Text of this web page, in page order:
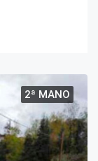
2ª MANO